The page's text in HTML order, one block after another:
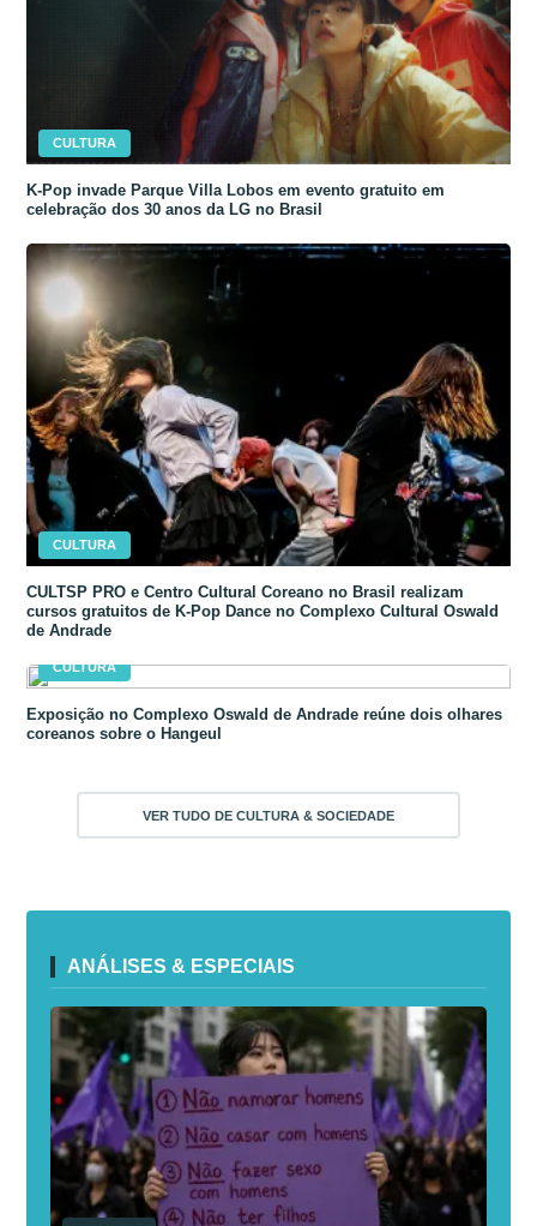
CULTURA
K-Pop invade Parque Villa Lobos em evento gratuito em
celebração dos 30 anos da LG no Brasil
CULTURA
CULTSP PRO e Centro Cultural Coreano no Brasil realizam
cursos gratuitos de K-Pop Dance no Complexo Cultural Oswald
de Andrade
CULTURA
Exposição no Complexo Oswald de Andrade reúne dois olhares
coreanos sobre o Hangeul
VER TUDO DE CULTURA & SOCIEDADE
ANÁLISES & ESPECIAIS